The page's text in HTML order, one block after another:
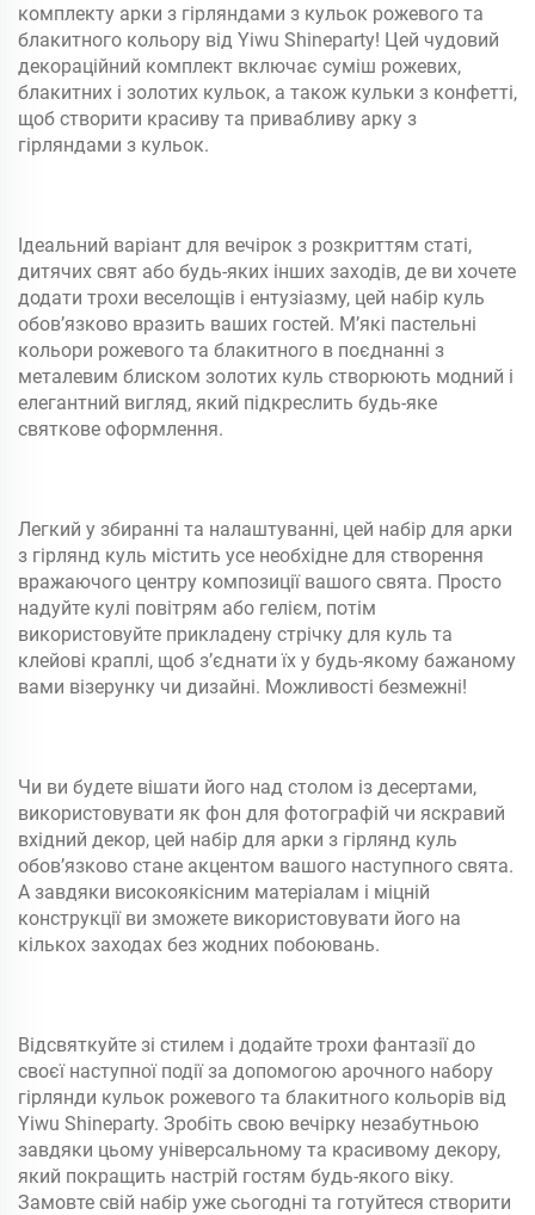
комплекту арки з гірляндами з кульок рожевого та
блакитного кольору від Yiwu Shineparty! Цей чудовий
декораційний комплект включає суміш рожевих,
блакитних і золотих кульок, а також кульки з конфетті,
щоб створити красиву та привабливу арку з
гірляндами з кульок.
Ідеальний варіант для вечірок з розкриттям статі,
дитячих свят або будь-яких інших заходів, де ви хочете
додати трохи веселощів і ентузіазму, цей набір куль
обов’язково вразить ваших гостей. М’які пастельні
кольори рожевого та блакитного в поєднанні з
металевим блиском золотих куль створюють модний і
елегантний вигляд, який підкреслить будь-яке
святкове оформлення.
Легкий у збиранні та налаштуванні, цей набір для арки
з гірлянд куль містить усе необхідне для створення
вражаючого центру композиції вашого свята. Просто
надуйте кулі повітрям або гелієм, потім
використовуйте прикладену стрічку для куль та
клейові краплі, щоб з’єднати їх у будь-якому бажаному
вами візерунку чи дизайні. Можливості безмежні!
Чи ви будете вішати його над столом із десертами,
використовувати як фон для фотографій чи яскравий
вхідний декор, цей набір для арки з гірлянд куль
обов’язково стане акцентом вашого наступного свята.
А завдяки високоякісним матеріалам і міцній
конструкції ви зможете використовувати його на
кількох заходах без жодних побоювань.
Відсвяткуйте зі стилем і додайте трохи фантазії до
своєї наступної події за допомогою арочного набору
гірлянди кульок рожевого та блакитного кольорів від
Yiwu Shineparty. Зробіть свою вечірку незабутньою
завдяки цьому універсальному та красивому декору,
який покращить настрій гостям будь-якого віку.
Замовте свій набір уже сьогодні та готуйтеся створити